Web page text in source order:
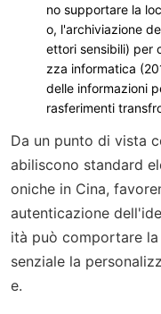
no supportare la
o, l'archiviazione
ettori sensibili) per
zza informatica
delle informazioni
rasferimenti
Da un punto di vista
abiliscono standard
oniche in Cina,
autenticazione
ità può comportare
senziale la
e.